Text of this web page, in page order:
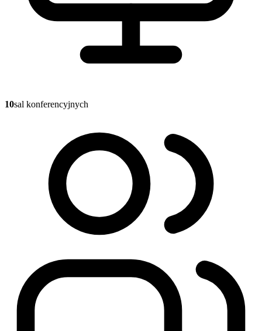
10sal konferencyjnych